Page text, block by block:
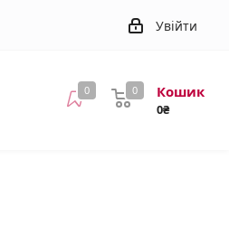
Увійти
0 Кошик
0₴
0